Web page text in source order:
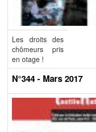
Les droits des
chômeurs pris
en otage !
N°344 - Mars 2017